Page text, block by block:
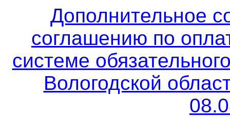
Дополнительное
соглашению по
системе
Вологодской